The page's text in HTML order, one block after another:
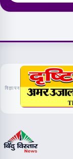
विज्ञापन